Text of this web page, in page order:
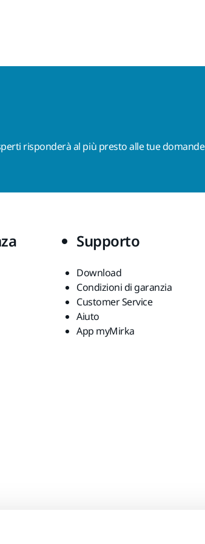
risponderà al più presto alle tue
Supporto
Download
Condizioni di garanzia
Customer Service
Aiuto
App myMirka